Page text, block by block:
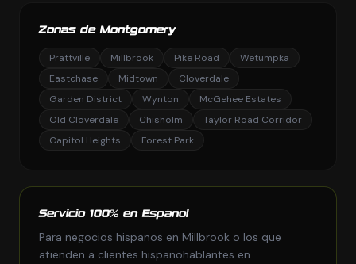
Zonas de Montgomery
Prattville Millbrook Pike Road
Wetumpka
Eastchase
Midtown
Cloverdale
Garden District
Wynton
McGehee Estates
Old Cloverdale
Chisholm
Taylor Road Corridor
Capitol Heights
Forest Park
Servicio 100% en Espanol
Para negocios hispanos en Millbrook o los que
atienden a clientes hispanohablantes en